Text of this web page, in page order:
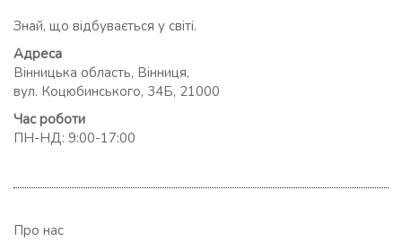
Знай, що відбувається у світі.
Адреса
Вінницька область, Вінниця,
вул. Коцюбинського, 34Б, 21000
Час роботи
ПН-НД: 9:00-17:00
Про нас